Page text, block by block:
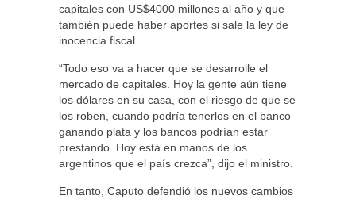
capitales con US$4000 millones al año y que
también puede haber aportes si sale la ley de
inocencia fiscal.
“Todo eso va a hacer que se desarrolle el
mercado de capitales. Hoy la gente aún tiene
los dólares en su casa, con el riesgo de que se
los roben, cuando podría tenerlos en el banco
ganando plata y los bancos podrían estar
prestando. Hoy está en manos de los
argentinos que el país crezca”, dijo el ministro.
En tanto, Caputo defendió los nuevos cambios